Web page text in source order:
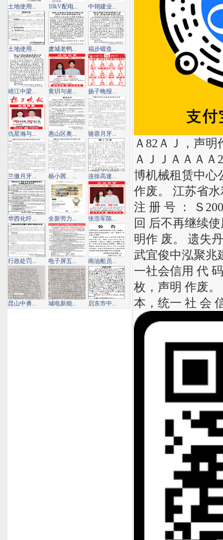
Ａ82ＡＪ，声
ＡＪＪＡＡＡ
博机械租赁中心
作废。 江苏省
注 册 号 ： Ｓ
回 后不再继续
明作 废。 遗失
武宜俊中泓聚兆
一社会信用 代
枚，声明 作废
本，统一 社 会
土地使用... 10kV配电... 中翎建业...
土地使用... 虞城老鸭... 福步锻造...
靖江中梁... 黄玥与谢... 扬子晚报...
仇星瀚与... 惠山区奥... 骆蓉月牙...
兰傲月牙... 杨小茜、... 连徐高速...
华西化纤... 全新劳力... 张浩军陈...
行政处罚... 电子屏五... 南油船员...
昆山中勇... 城电新能... 启东市中...